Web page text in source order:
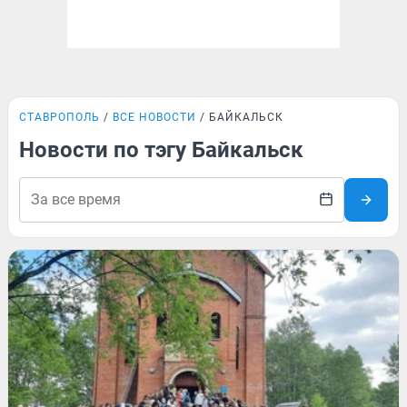
СТАВРОПОЛЬ ВСЕ НОВОСТИ БАЙКАЛЬСК
Новости по тэгу Байкальск